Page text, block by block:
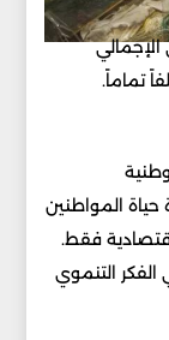
تماماً.
المواطنين
فقط.
التنموي